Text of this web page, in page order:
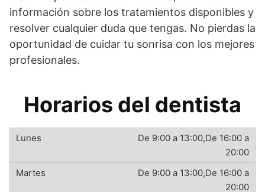
información sobre los tratamientos disponibles y
resolver cualquier duda que tengas. No pierdas la
oportunidad de cuidar tu sonrisa con los mejores
profesionales.
Horarios del dentista
De 9:00 a 13:00,De 16:00 a
20:00
De 9:00 a 13:00,De 16:00 a
20:00